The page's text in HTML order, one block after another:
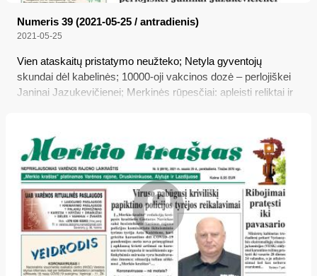
Numeris 39 (2021-05-25 / antradienis)
2021-05-25
Vien ataskaitų pristatymo neužteko; Netyla gyventojų
skundai dėl kabelinės; 10000-oji vakcinos dozė – perlojiškei
Janinai Jazukevičienei; Merkinės rūpesčiai: apleisti reliktai ir